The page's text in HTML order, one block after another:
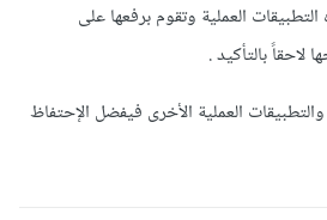
العملية وتقوم برفعها على
والتطبيقات العملية الأخرى فيفضل الإحتفاظ